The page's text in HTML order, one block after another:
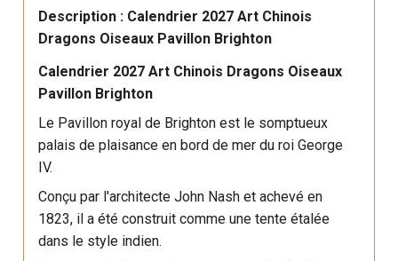
Description : Calendrier 2027 Art Chinois
Dragons Oiseaux Pavillon Brighton
Calendrier 2027 Art Chinois Dragons Oiseaux
Pavillon Brighton
Le Pavillon royal de Brighton est le somptueux
palais de plaisance en bord de mer du roi George
IV.
Conçu par l'architecte John Nash et achevé en
1823, il a été construit comme une tente étalée
dans le style indien.